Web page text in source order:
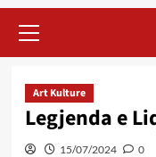
Menu
Art Kulture
Legjenda e
15/07/2024 0